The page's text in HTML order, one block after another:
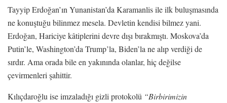
Tayyip Erdoğan’ın Yunanistan’da Karamanlis ile ilk buluşmasında
ne konuştuğu bilinmez mesela. Devletin kendisi bilmez yani.
Erdoğan, Hariciye kâtiplerini devre dışı bırakmıştı. Moskova’da
Putin’le, Washington’da Trump’la, Biden’la ne alıp verdiği de
sırdır. Ama orada bile en yakınında olanlar, hiç değilse
çevirmenleri şahittir.
Kılıçdaroğlu ise imzaladığı gizli protokolü “Birbirimizin